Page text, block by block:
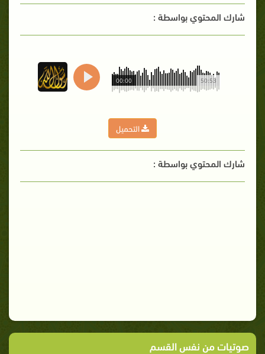
شارك المحتوي بواسطة :
50:53
00:00
التحميل
شارك المحتوي بواسطة :
صوتيات من نفس القسم